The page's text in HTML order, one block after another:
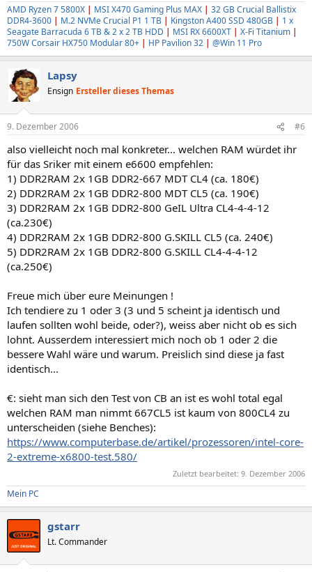
AMD Ryzen 7 5800X | MSI X470 Gaming Plus MAX | 32 GB Crucial Ballistix
DDR4-3600 | M.2 NVMe Crucial P1 1 TB | Kingston A400 SSD 480GB | 1 x
Seagate Barracuda 6 TB & 2 x 2 TB HDD | MSI RX 6600XT | X-Fi Titanium |
750W Corsair HX750 Modular 80+ | HP Pavilion 32 | @Win 11 Pro
Lapsy
Ensign Ersteller dieses Themas
9. Dezember 2006 #6
also vielleicht noch mal konkreter... welchen RAM würdet ihr
für das Sriker mit einem e6600 empfehlen:
1) DDR2RAM 2x 1GB DDR2-667 MDT CL4 (ca. 180€)
2) DDR2RAM 2x 1GB DDR2-800 MDT CL5 (ca. 190€)
3) DDR2RAM 2x 1GB DDR2-800 GeIL Ultra CL4-4-4-12
(ca.230€)
4) DDR2RAM 2x 1GB DDR2-800 G.SKILL CL5 (ca. 240€)
5) DDR2RAM 2x 1GB DDR2-800 G.SKILL CL4-4-4-12
(ca.250€)
Freue mich über eure Meinungen !
Ich tendiere zu 1 oder 3 (3 und 5 scheint ja identisch und
laufen sollten wohl beide, oder?), weiss aber nicht ob es sich
lohnt. Ausserdem interessiert mich noch ob 1 oder 2 die
bessere Wahl wäre und warum. Preislich sind diese ja fast
identisch...
€: sieht man sich den Test von CB an ist es wohl total egal
welchen RAM man nimmt 667CL5 ist kaum von 800CL4 zu
unterscheiden (siehe Benches):
https://www.computerbase.de/artikel/prozessoren/intel-core-
2-extreme-x6800-test.580/
Zuletzt bearbeitet: 9. Dezember 2006
Mein PC
gstarr
Lt. Commander